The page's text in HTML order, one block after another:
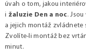
úvah o tom, jakou
i žaluzie Den a noc.
a jejich montáž zvládnete
Zvolíte-li montáž bez
minut.